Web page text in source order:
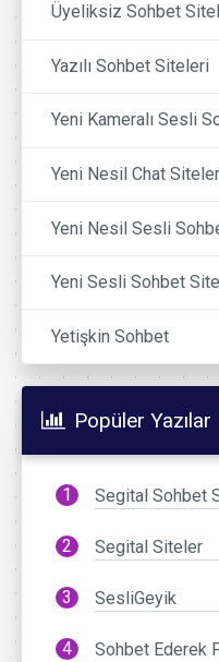
Üyeliksiz Sohbet
Yazılı Sohbet Siteleri
Yeni Kameralı Sesli
Yeni Nesil Chat
Yeni Nesil Sesli
Yeni Sesli Sohbet
Yetişkin Sohbet
Popüler Yazılar
Segital Sohbet
Segital Siteler
SesliGeyik
Sohbet Ederek